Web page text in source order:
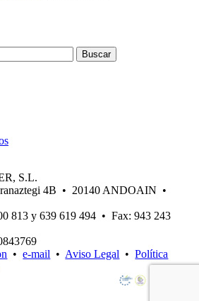
Buscar
S.L.
4B • 20140 ANDOAIN •
813 y 639 619 494 • Fax: 943 243
•e-mail • Aviso Legal •Política